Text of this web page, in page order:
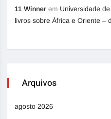
11 Winner em Universidade
livros sobre África e Oriente –
Arquivos
agosto 2026